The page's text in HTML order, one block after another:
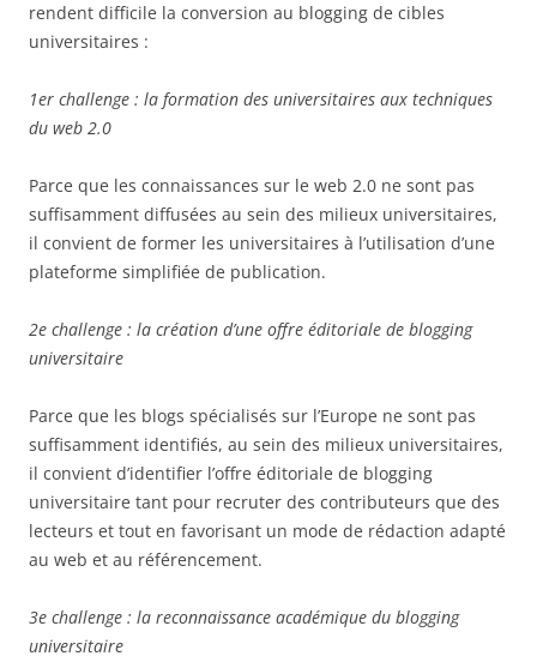
rendent difficile la conversion au blogging de cibles
universitaires :
1er challenge : la formation des universitaires aux techniques
du web 2.0
Parce que les connaissances sur le web 2.0 ne sont pas
suffisamment diffusées au sein des milieux universitaires,
il convient de former les universitaires à l’utilisation d’une
plateforme simplifiée de publication.
2e challenge : la création d’une offre éditoriale de blogging
universitaire
Parce que les blogs spécialisés sur l’Europe ne sont pas
suffisamment identifiés, au sein des milieux universitaires,
il convient d’identifier l’offre éditoriale de blogging
universitaire tant pour recruter des contributeurs que des
lecteurs et tout en favorisant un mode de rédaction adapté
au web et au référencement.
3e challenge : la reconnaissance académique du blogging
universitaire